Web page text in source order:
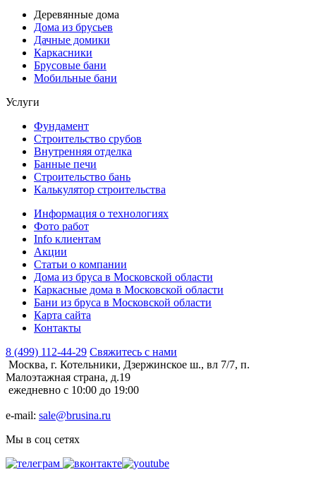
Деревянные дома
Дома из брусьев
Дачные домики
Каркасники
Брусовые бани
Мобильные бани
Услуги
Фундамент
Строительство срубов
Внутренняя отделка
Банные печи
Строительство бань
Калькулятор строительства
Информация о технологиях
Фото работ
Info клиентам
Акции
Статьи о компании
Дома из бруса в Московской области
Каркасные дома в Московской области
Бани из бруса в Московской области
Карта сайта
Контакты
8 (499) 112-44-29 Свяжитесь с нами
Москва, г. Котельники, Дзержинское ш., вл 7/7, п.
Малоэтажная страна, д.19
ежедневно с 10:00 до 19:00
e-mail: sale@brusina.ru
Мы в соц сетях